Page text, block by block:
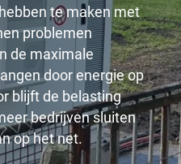
te maken met
problemen
de maximale
door energie op
blijft de belasting
bedrijven sluiten
op het net.